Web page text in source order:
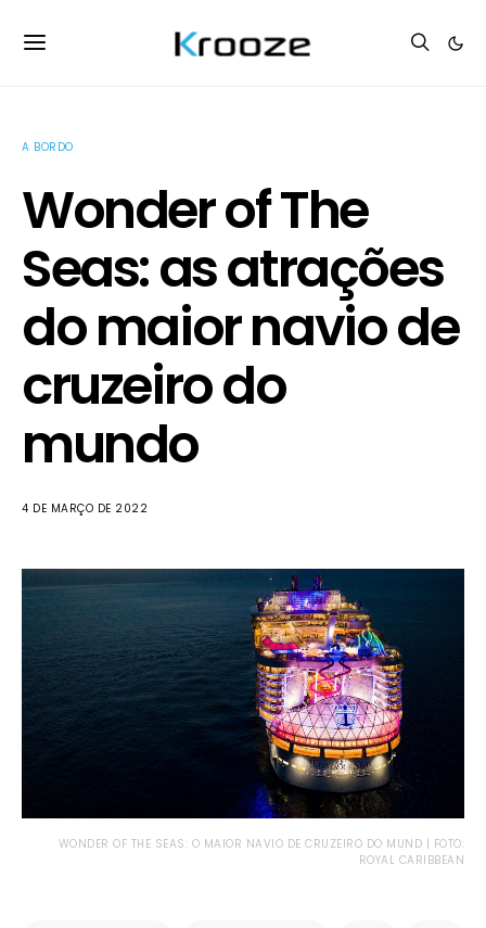
A BORDO
Wonder of The
Seas: as atrações
do maior navio de
cruzeiro do
mundo
4 DE MARÇO DE 2022
WONDER OF THE SEAS: O MAIOR NAVIO DE CRUZEIRO DO MUND | FOTO:
ROYAL CARIBBEAN